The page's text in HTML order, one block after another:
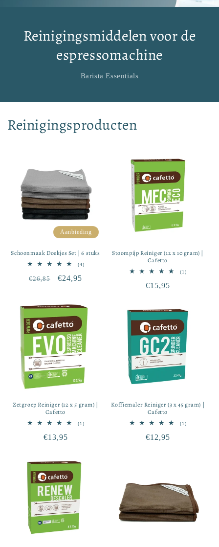
Reinigingsmiddelen voor de
espressomachine
Barista Essentials
Reinigingsproducten
Aanbieding
Schoonmaak Doekjes Set | 6 stuks
(4)4
Normale
€26,85 Aanbiedingsprijs
€24,95
Stoompijp Reiniger (12 x 10 gram) |
Cafetto
(1)1
Normale
€15,95
Zetgroep Reiniger (12 x 5 gram) |
Cafetto
(1)1
Normale
€13,95
Koffiemaler Reiniger (3 x 45 gram) |
Cafetto
(1)1
Normale
€12,95